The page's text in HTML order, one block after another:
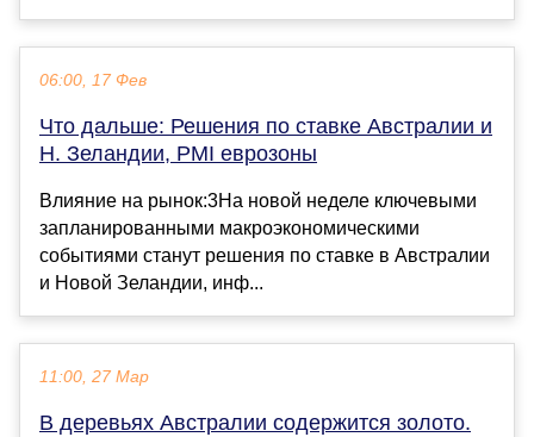
06:00, 17 Фев
Что дальше: Решения по ставке Австралии и
Н. Зеландии, PMI еврозоны
Влияние на рынок:3На новой неделе ключевыми
запланированными макроэкономическими
событиями станут решения по ставке в Австралии
и Новой Зеландии, инф...
11:00, 27 Мар
В деревьях Австралии содержится золото.